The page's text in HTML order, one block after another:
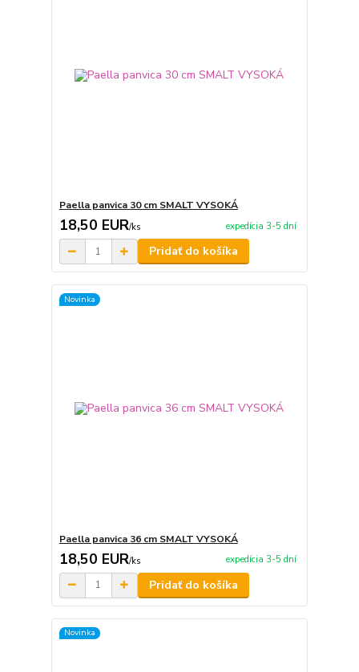
Paella panvica 30 cm SMALT VYSOKÁ
18,50 EUR/ks expedícia 3-5 dní
Pridať do košíka
Novinka
Paella panvica 36 cm SMALT VYSOKÁ
18,50 EUR/ks expedícia 3-5 dní
Pridať do košíka
Novinka